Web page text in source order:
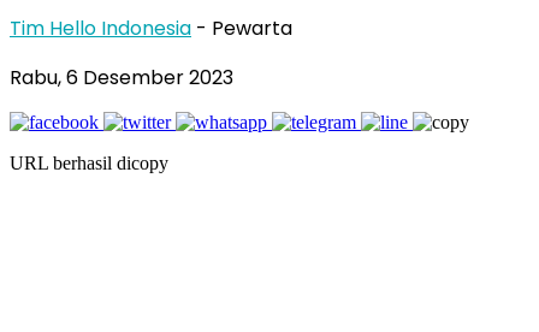
Tim Hello Indonesia - Pewarta
Rabu, 6 Desember 2023
URL berhasil dicopy